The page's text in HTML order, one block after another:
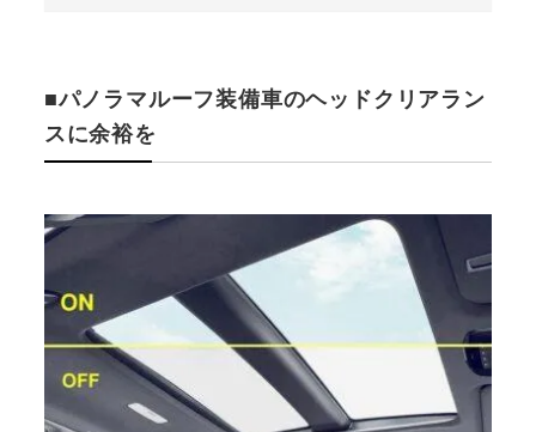
■パノラマルーフ装備車のヘッドクリアラン
スに余裕を